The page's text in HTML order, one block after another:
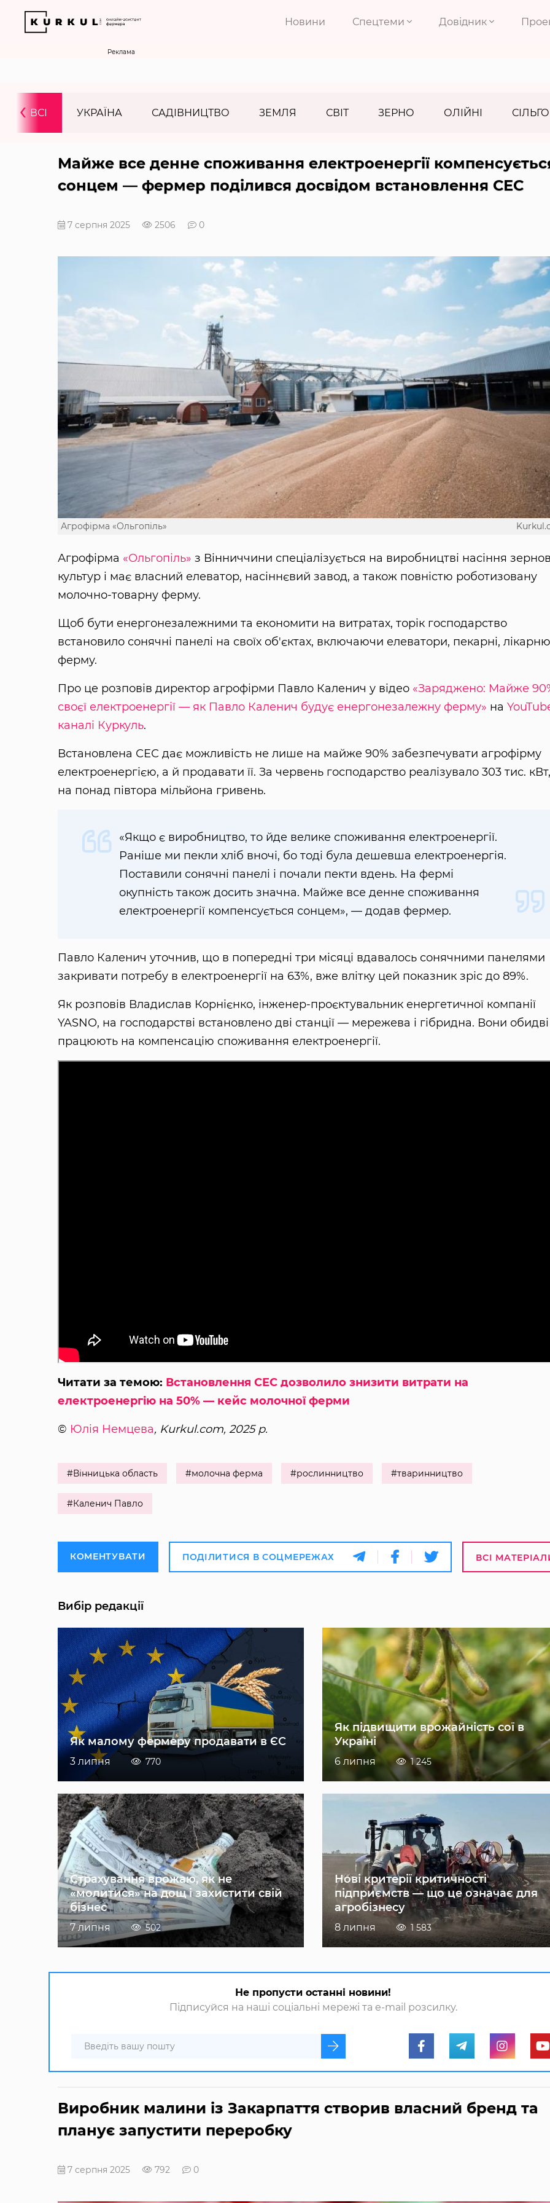
Новини Спецтеми Довідник
Реклама
ВСІ УКРАЇНА САДІВНИЦТВО ЗЕМЛЯ СВІТ ЗЕРНО ОЛІЙНІ
‹
Майже все денне споживання електроенергії
сонцем — фермер поділився досвідом встановлення СЕС
7 серпня 2025 2506 0
Агрофірма «Ольгопіль»
Агрофірма «Ольгопіль» з Вінниччини спеціалізується на виробництві насіння
культур і має власний елеватор, насіннєвий завод, а також повністю роботизовану
молочно-товарну ферму.
Щоб бути енергонезалежними та економити на витратах, торік господарство
встановило сонячні панелі на своїх об'єктах, включаючи елеватори, пекарні,
ферму.
Про це розповів директор агрофірми Павло Каленич у відео «Заряджено: Майже
своєї електроенергії — як Павло Каленич будує енергонезалежну ферму» на
каналі Куркуль.
Встановлена СЕС дає можливість не лише на майже 90% забезпечувати агрофірму
електроенергією, а й продавати її. За червень господарство реалізувало 303 тис.
на понад півтора мільйона гривень.
«Якщо є виробництво, то йде велике споживання електроенергії.
Раніше ми пекли хліб вночі, бо тоді була дешевша електроенергія.
Поставили сонячні панелі і почали пекти вдень. На фермі
окупність також досить значна. Майже все денне споживання
електроенергії компенсується сонцем», — додав фермер.
Павло Каленич уточнив, що в попередні три місяці вдавалось сонячними панелями
закривати потребу в електроенергії на 63%, вже влітку цей показник зріс до 89%.
Як розповів Владислав Корнієнко, інженер-проєктувальник енергетичної компанії
YASNO, на господарстві встановлено дві станції — мережева і гібридна. Вони обидві
працюють на компенсацію споживання електроенергії.
Читати за темою: Встановлення СЕС дозволило знизити витрати на
електроенергію на 50% — кейс молочної ферми
© Юлія Немцева, Kurkul.com, 2025 р.
#Вінницька область #молочна ферма #рослинництво #тваринництво
#Каленич Павло
КОМЕНТУВАТИ ПОДІЛИТИСЯ В СОЦМЕРЕЖАХ ВСІ
Вибір редакції
Як малому фермеру продавати в ЄС
3 липня 770
Як підвищити врожайність сої в
Україні
6 липня 1 245
Страхування врожаю, як не
«молитися» на дощ і захистити свій
бізнес
7 липня 502
Нові критерії критичності
підприємств — що це означає для
агробізнесу
8 липня 1 583
Не пропусти останні новини!
Підписуйся на наші соціальні мережі та e-mail розсилку.
Виробник малини із Закарпаття створив власний бренд та
планує запустити переробку
7 серпня 2025 792 0